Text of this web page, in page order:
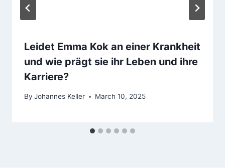
Leidet Emma Kok an einer Krankheit
und wie prägt sie ihr Leben und ihre
Karriere?
By Johannes Keller March 10, 2025